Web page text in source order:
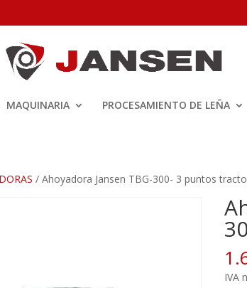
MAQUINARIA PROCESAMIENTO DE LEÑA
/ Ahoyadora Jansen TBG-300- 3 puntos
IVA